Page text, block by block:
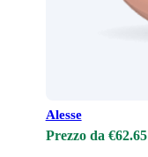
Alesse
Prezzo da €62.65